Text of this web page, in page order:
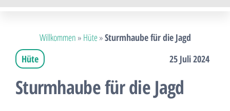
Willkommen » Hüte»Sturmhaube für die Jagd
Hüte
25 Juli 2024
Sturmhaube für die Jagd